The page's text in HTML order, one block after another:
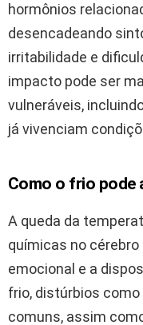
hormônios
desencadeando
irritabilidade e
impacto pode ser
vulneráveis,
já vivenciam
Como o frio pode
A queda da
químicas no
emocional e a
frio, distúrbios
comuns, assim